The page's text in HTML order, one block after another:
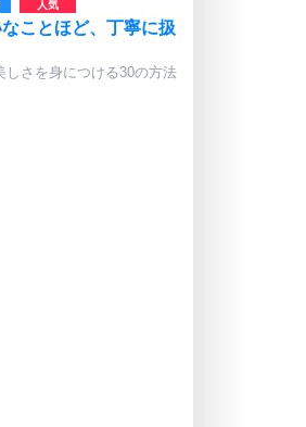
ことほど、丁寧に扱
しさを身につける30の方法